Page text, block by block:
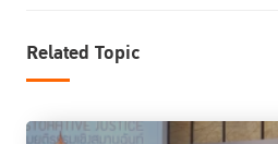
Related Topic